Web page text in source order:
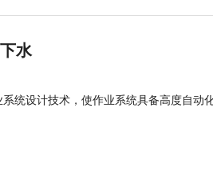
水
统设计技术，使作业系统具备高度自动